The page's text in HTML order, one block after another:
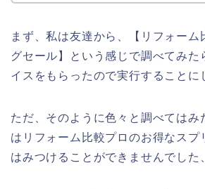
まず、私は友達から、【リフォーム
グセール】という感じで調べてみた
イスをもらったので実行することに
ただ、そのように色々と調べてはみ
はリフォーム比較プロのお得なスプ
はみつけることができませんでした